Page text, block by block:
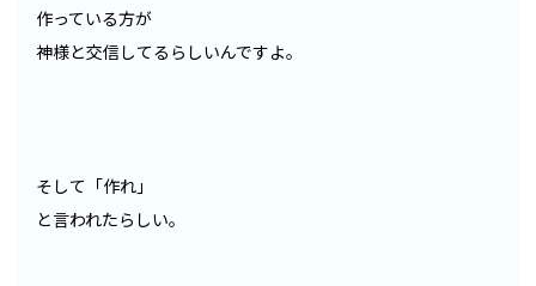
作っている方が
神様と交信してるらしいんですよ。
そして「作れ」
と言われたらしい。